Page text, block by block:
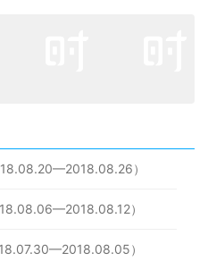
）
）
）